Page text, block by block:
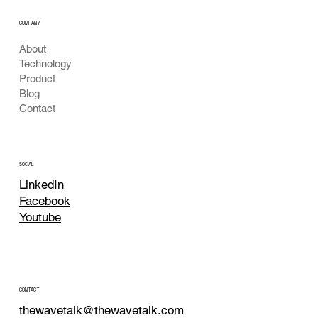
About
Technology
Product
Blog
Contact
COMPANY
SOCIAL
LinkedIn
Facebook
Youtube
CONTACT
thewavetalk@thewavetalk.com